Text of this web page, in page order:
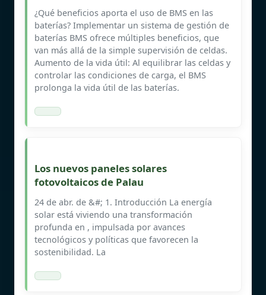
¿Qué beneficios aporta el uso de BMS en las
baterías? Implementar un sistema de gestión de
baterías BMS ofrece múltiples beneficios, que
van más allá de la simple supervisión de celdas.
Aumento de la vida útil: Al equilibrar las celdas y
controlar las condiciones de carga, el BMS
prolonga la vida útil de las baterías.
Los nuevos paneles solares
fotovoltaicos de Palau
24 de abr. de &#; 1. Introducción La energía
solar está viviendo una transformación
profunda en , impulsada por avances
tecnológicos y políticas que favorecen la
sostenibilidad. La